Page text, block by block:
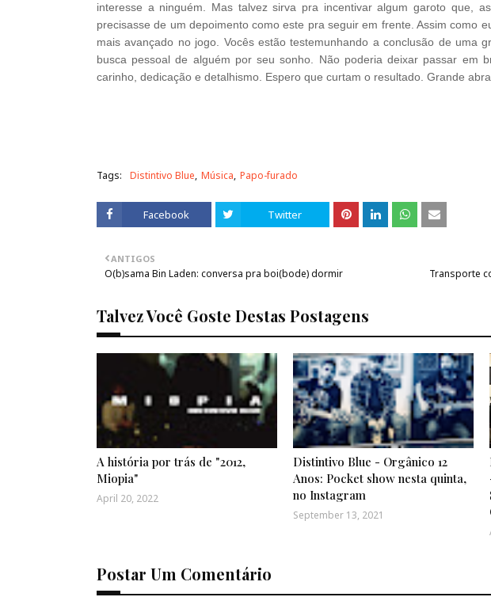
interesse a ninguém. Mas talvez sirva pra incentivar algum garoto que,
precisasse de um depoimento como este pra seguir em frente. Assim como
mais avançado no jogo. Vocês estão testemunhando a conclusão de uma
busca pessoal de alguém por seu sonho. Não poderia deixar passar em
carinho, dedicação e detalhismo. Espero que curtam o resultado. Grande
Tags: Distintivo Blue Música Papo-furado
Facebook Twitter
Transporte
ANTIGOS
O(b)sama Bin Laden: conversa pra boi(bode) dormir
Talvez Você Goste Destas Postagens
A história por trás de "2012,
Miopia"
April 20, 2022
Distintivo Blue - Orgânico 12
Anos: Pocket show nesta quinta,
no Instagram
September 13, 2021
Postar Um Comentário